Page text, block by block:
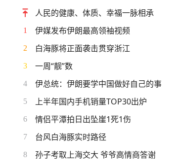
人民的健康、体质、幸福一脉相承
1 伊媒发布伊朗最高领袖视频
2 白海豚将正面袭击贯穿浙江
3 一周“靓”数
4 伊总统：伊朗要学中国做好自己的事
5 上半年国内手机销量TOP30出炉
6 情侣平潭拍日出坠崖1死1伤
7 台风白海豚实时路径
8 孙子考取上海交大 爷爷高情商答谢